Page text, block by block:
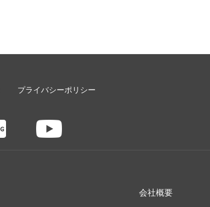
プライバシーポリシー
会社概要